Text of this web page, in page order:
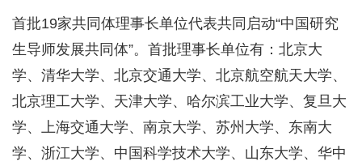
首批19家共同体理事长单位代表共同启动“中国研究
生导师发展共同体”。首批理事长单位有：北京大
学、清华大学、北京交通大学、北京航空航天大学、
北京理工大学、天津大学、哈尔滨工业大学、复旦大
学、上海交通大学、南京大学、苏州大学、东南大
学、浙江大学、中国科学技术大学、山东大学、华中